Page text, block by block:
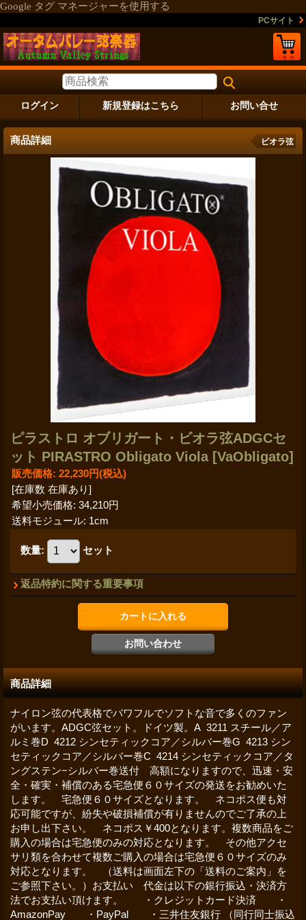
Google タグ マネージャーを使用する
PCサイト
ログイン 新規登録はこちら お問い合せ
商品詳細 ビオラ弦
ピラストロ オブリガート・ビオラ弦ADGCセ
ット PIRASTRO Obligato Viola [VaObligato]
販売価格: 22,230円(税込)
[在庫数 在庫あり]
希望小売価格: 34,210円
送料モジュール: 1cm
数量: セット
返品特約に関する重要事項
商品詳細
ナイロン弦の代表格でパワフルでソフトな音で多くのファン
がいます。ADGC弦セット。ドイツ製。A 3211 スチール／ア
ルミ巻D 4212 シンセティックコア／シルバー巻G 4213 シン
セティックコア／シルバー巻C 4214 シンセティックコア／タ
ングステン−シルバー巻送付 高額になりますので、迅速・安
全・確実・補償のある宅急便６０サイズの発送をお勧めいた
します。 宅急便６０サイズとなります。 ネコポス便も対
応可能ですが、紛失や破損補償が有りませんのでご了承の上
お申し出下さい。 ネコポス￥400となります。複数商品をご
購入の場合は宅急便のみの対応となります。 その他アクセ
サリ類を合わせて複数ご購入の場合は宅急便６０サイズのみ
対応となります。 （送料は画面左下の「送料のご案内」を
ご参照下さい。）お支払い 代金は以下の銀行振込・決済方
法でお支払い頂けます。 ・クレジットカード決済 ・
AmazonPay ・PayPal ・三井住友銀行 （同行同士振込